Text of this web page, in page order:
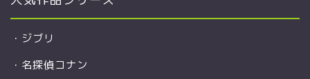
・ ジブリ
・ 名探偵コナン